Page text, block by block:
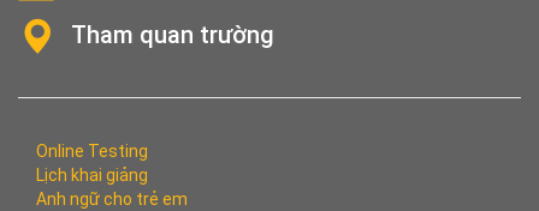
Tham quan trường
Online Testing
Lịch khai giảng
Anh ngữ cho trẻ em